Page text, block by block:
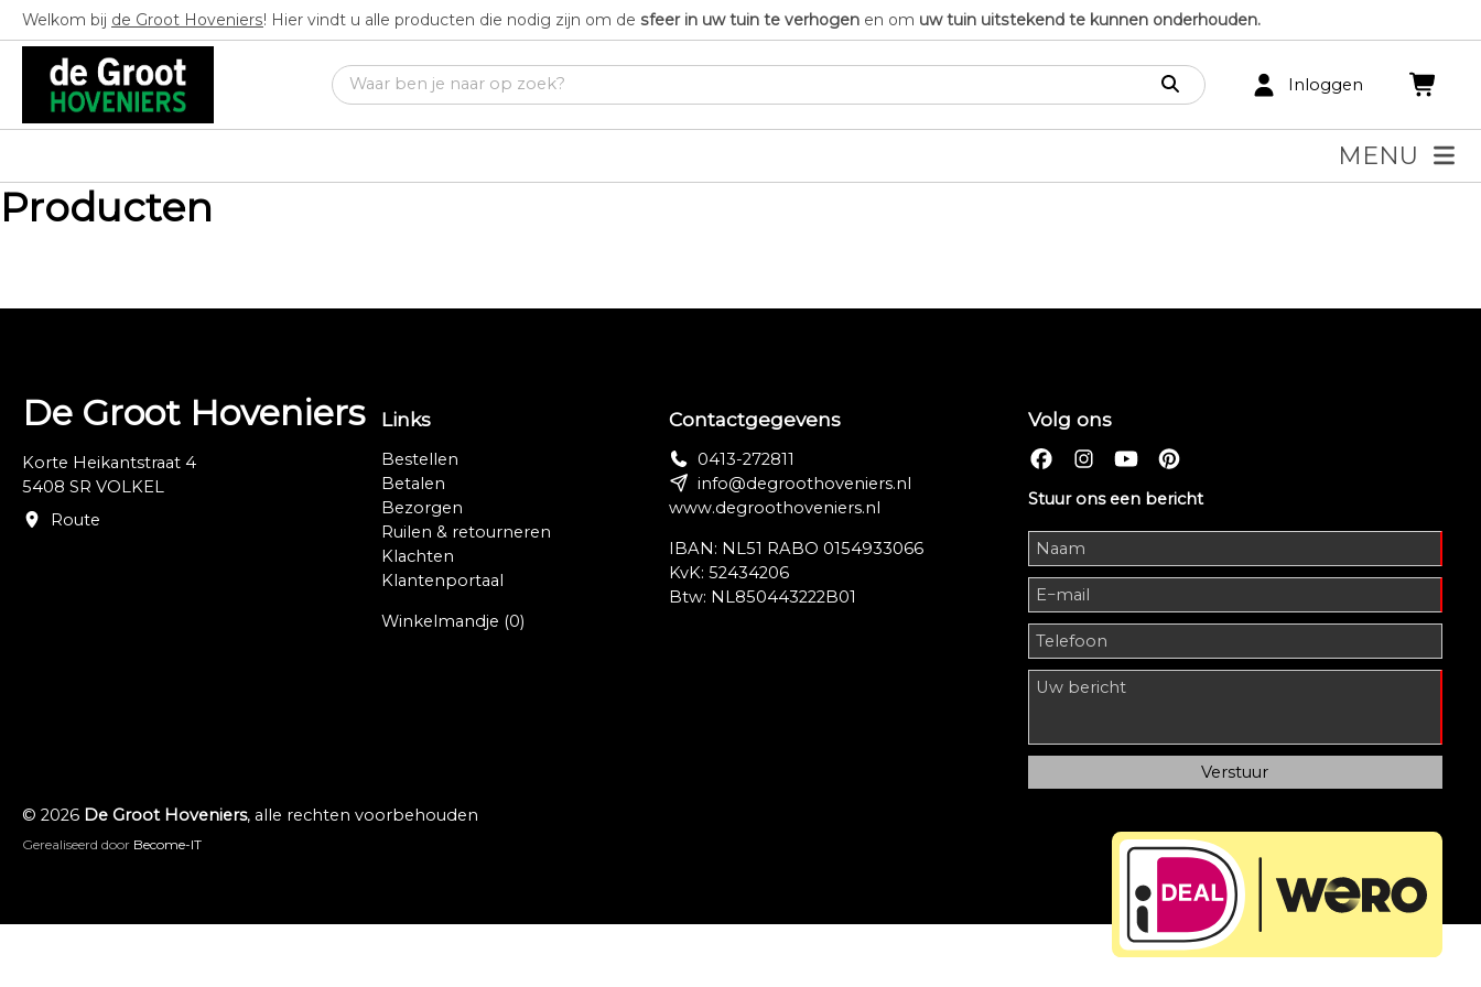
Welkom bij de Groot Hoveniers! Hier vindt u alle producten die nodig zijn om de sfeer in uw tuin te verhogen en om uw tuin uitstekend te kunnen onderhouden.
Inloggen
MENU
Producten
De Groot Hoveniers
Korte Heikantstraat 4
5408 SR VOLKEL
Route
Links
Bestellen
Betalen
Bezorgen
Ruilen & retourneren
Klachten
Klantenportaal
Winkelmandje (0)
Contactgegevens
0413-272811
info@degroothoveniers.nl
www.degroothoveniers.nl
IBAN: NL51 RABO 0154933066
KvK: 52434206
Btw: NL850443222B01
Volg ons
Stuur ons een bericht
© 2026 De Groot Hoveniers, alle rechten voorbehouden
Gerealiseerd door Become-IT